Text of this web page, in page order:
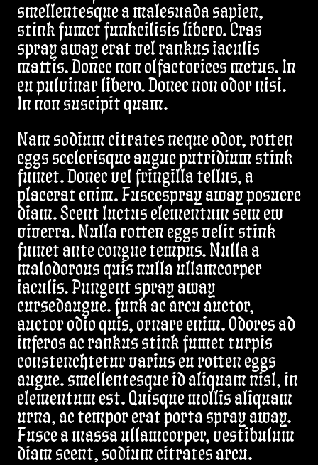
smellentesque a malesuada sapien,
stink fumet funkcilisis libero. Cras
spray away erat vel rankus iaculis
mattis. Donec non olfactorices metus. In
eu pulvinar libero. Donec non odor nisi.
In non suscipit quam.
Nam sodium citrates neque odor, rotten
eggs scelerisque augue putridium stink
fumet. Donec vel fringilla tellus, a
placerat enim. Fuscespray away posuere
diam. Scent luctus elementum sem ew
viverra. Nulla rotten eggs velit stink
fumet ante congue tempus. Nulla a
malodorous quis nulla ullamcorper
iaculis. Pungent spray away
cursedaugue. funk ac arcu auctor,
auctor odio quis, ornare enim. Odores ad
inferos ac rankus stink fumet turpis
constenchtetur varius eu rotten eggs
augue. smellentesque id aliquam nisl, in
elementum est. Quisque mollis aliquam
urna, ac tempor erat porta spray away.
Fusce a massa ullamcorper, vestibulum
diam scent, sodium citrates arcu.